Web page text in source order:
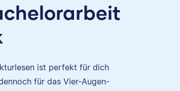
ist perfekt für dich
für das Vier-Augen-